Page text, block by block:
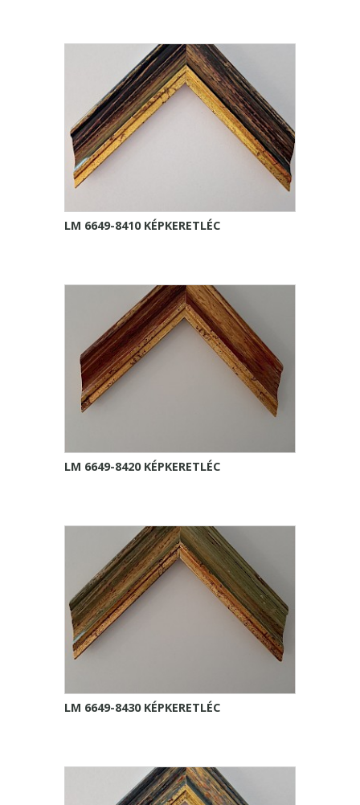
LM 6649-8410 KÉPKERETLÉC
LM 6649-8420 KÉPKERETLÉC
LM 6649-8430 KÉPKERETLÉC